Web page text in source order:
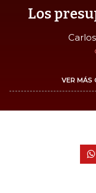
Los
VER MÁS